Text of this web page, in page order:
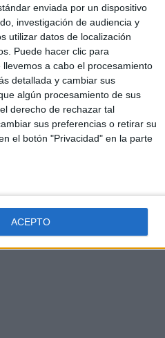
enviada por un dispositivo
investigación de audiencia y
utilizar datos de localización
Puede hacer clic para
a cabo el procesamiento
detallada y cambiar sus
algún procesamiento de sus
derecho de rechazar tal
sus preferencias o retirar su
el botón "Privacidad" en la parte
ACEPTO